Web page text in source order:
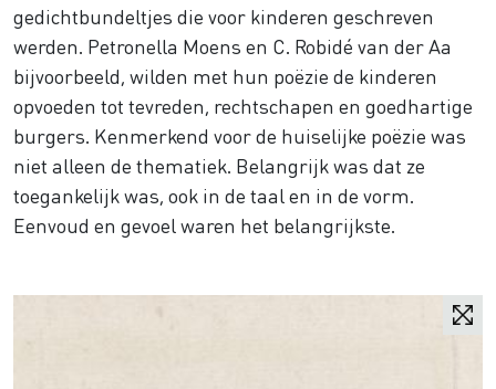
gedichtbundeltjes die voor kinderen geschreven
werden. Petronella Moens en C. Robidé van der Aa
bijvoorbeeld, wilden met hun poëzie de kinderen
opvoeden tot tevreden, rechtschapen en goedhartige
burgers. Kenmerkend voor de huiselijke poëzie was
niet alleen de thematiek. Belangrijk was dat ze
toegankelijk was, ook in de taal en in de vorm.
Eenvoud en gevoel waren het belangrijkste.